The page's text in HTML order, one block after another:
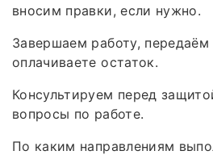
вносим правки, если нужно.
Завершаем работу,
оплачиваете остаток.
Консультируем перед
вопросы по работе.
По каким направлениям